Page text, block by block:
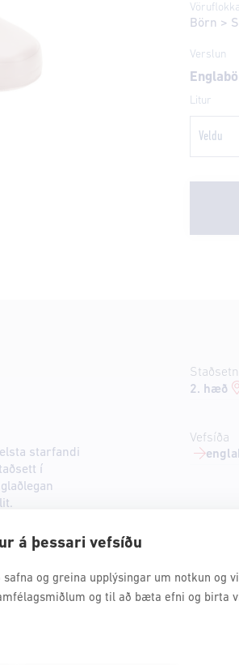
á þessari vefsíðu
og greina upplýsingar um notkun og
og til að bæta efni og birta
Börn >
Verslun
Litur
starfandi
í
2. hæð
Vefsíða